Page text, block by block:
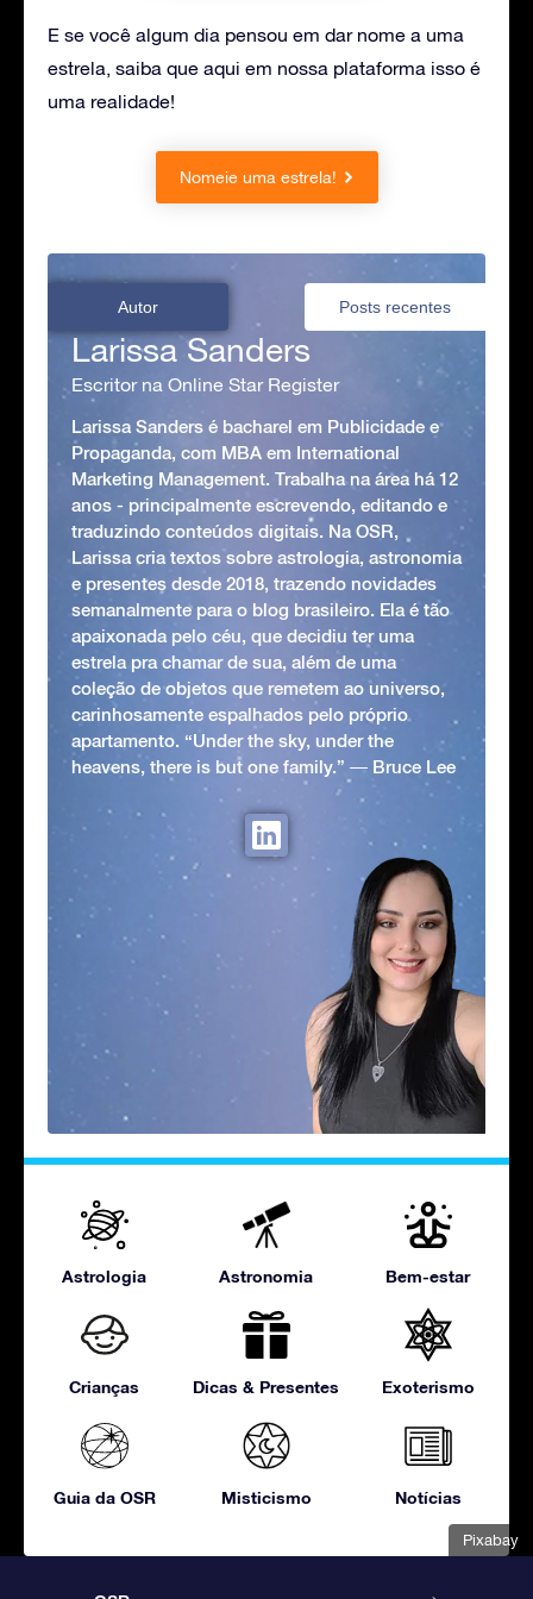
Pixabay
E se você algum dia pensou em dar nome a uma
estrela, saiba que aqui em nossa plataforma isso é
uma realidade!
Nomeie uma estrela!
Autor Posts recentes
Larissa Sanders
Escritor na Online Star Register
Larissa Sanders é bacharel em Publicidade e
Propaganda, com MBA em International
Marketing Management. Trabalha na área há 12
anos - principalmente escrevendo, editando e
traduzindo conteúdos digitais. Na OSR,
Larissa cria textos sobre astrologia, astronomia
e presentes desde 2018, trazendo novidades
semanalmente para o blog brasileiro. Ela é tão
apaixonada pelo céu, que decidiu ter uma
estrela pra chamar de sua, além de uma
coleção de objetos que remetem ao universo,
carinhosamente espalhados pelo próprio
apartamento. “Under the sky, under the
heavens, there is but one family.” ― Bruce Lee
Astrologia Astronomia Bem-estar
Crianças Dicas & Presentes Exoterismo
Guia da OSR Misticismo Notícias